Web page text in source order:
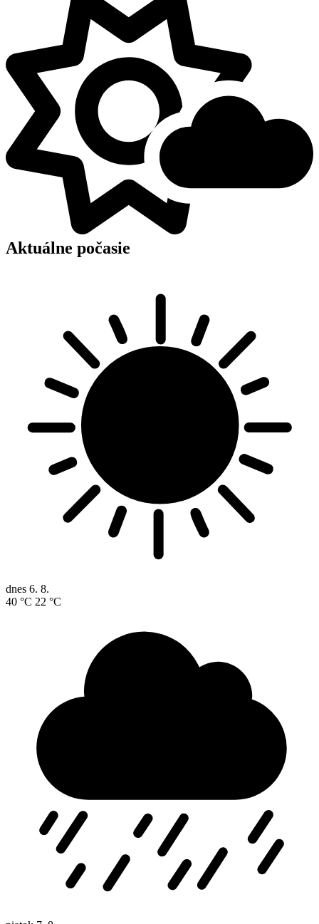
Aktuálne počasie
dnes 6. 8.
40 °C 22 °C